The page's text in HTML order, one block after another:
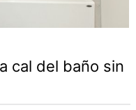
cal del baño sin